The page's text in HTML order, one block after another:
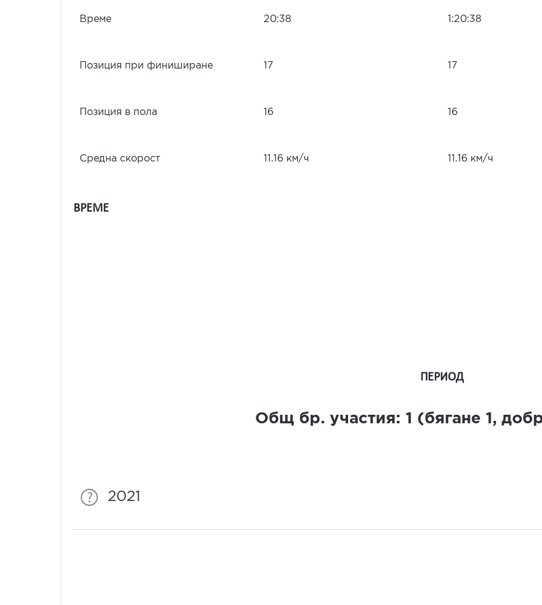
Време 20:38 1:20:38
Позиция при финиширане 17 17
Позиция в пола 16 16
Средна скорост 11.16 км/ч 11.16 км/ч
ВРЕМЕ
ПЕРИОД
Общ бр. участия: 1 (бягане 1 ,
2021